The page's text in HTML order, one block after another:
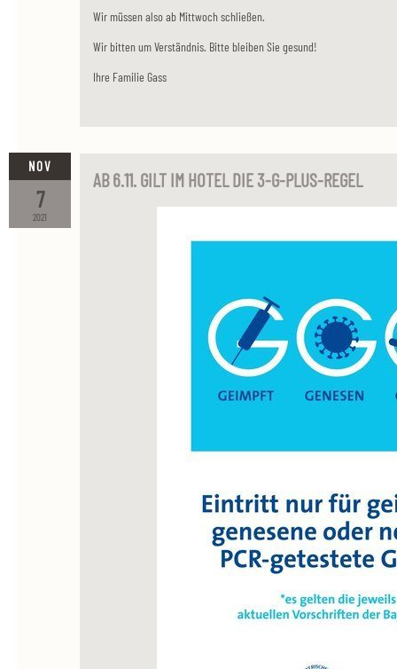
Wir müssen also ab Mittwoch schließen.
Wir bitten um Verständnis. Bitte bleiben Sie gesund!
Ihre Familie Gass
2021
7
NOV
AB 6.11. GILT IM HOTEL DIE 3-G-PLUS-REGEL